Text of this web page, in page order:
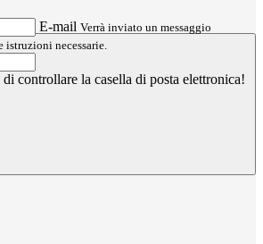
E-mail Verrà inviato un messaggio
necessarie.
controllare la casella di posta elettronica!